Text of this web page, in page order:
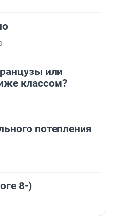
или
классом?
потепления
8-)